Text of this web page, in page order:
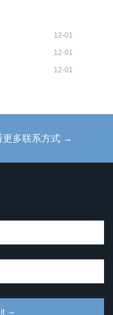
12-01
12-01
12-01
更多联系方式 →